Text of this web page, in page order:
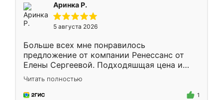
Аринка Р.
5 августа 2026
Больше всех мне понравилось
предложение от компании Ренессанс от
Елены Сергеевой. Подходяшщая цена и
короткие сроки изготовления. Приехавший
для замера сотрудник Владислав
предложил по моему эскизу самый
Читать полностью
1